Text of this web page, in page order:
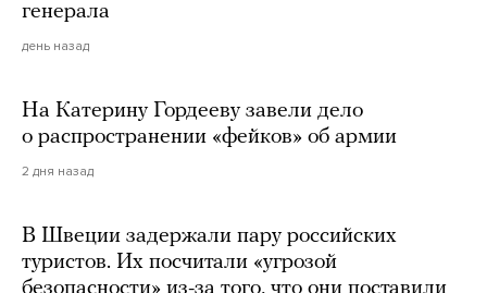
генерала
день назад
На Катерину Гордееву завели дело
о распространении «фейков» об армии
2 дня назад
В Швеции задержали пару российских
туристов. Их посчитали «угрозой